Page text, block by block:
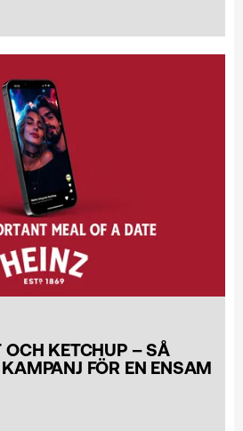
OCH KETCHUP – SÅ
FÖR EN ENSAM